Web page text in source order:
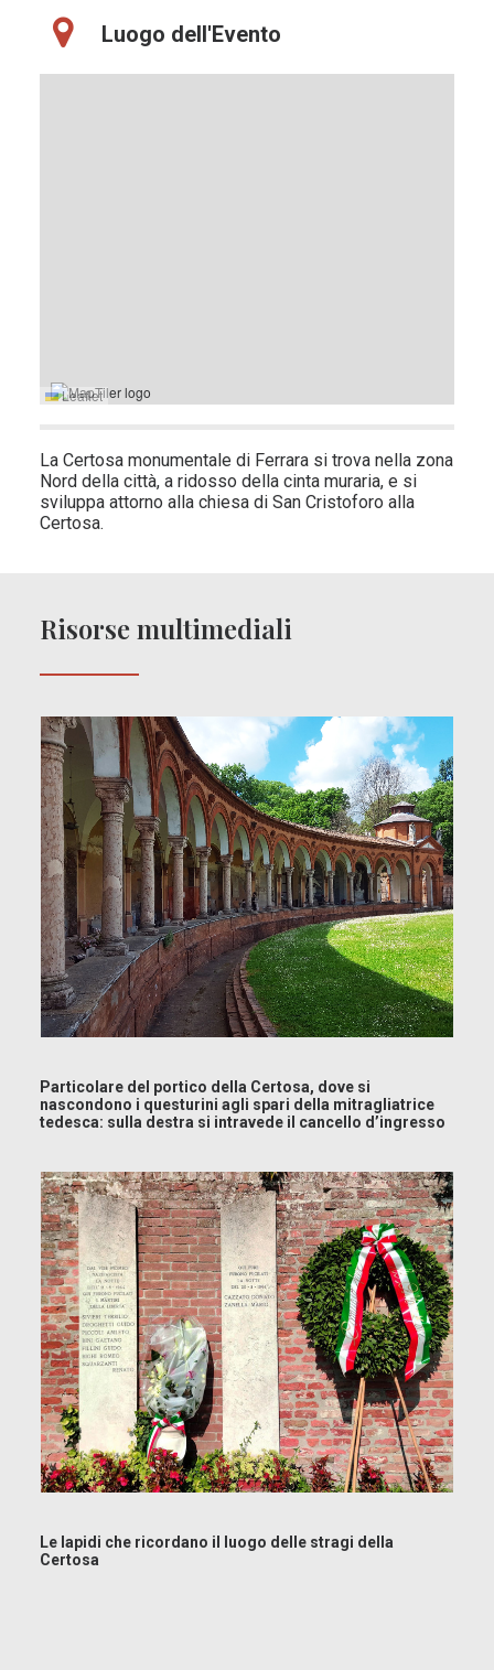
Luogo dell'Evento
Leaflet
La Certosa monumentale di Ferrara si trova nella zona
Nord della città, a ridosso della cinta muraria, e si
sviluppa attorno alla chiesa di San Cristoforo alla
Certosa.
Risorse multimediali
Particolare del portico della Certosa, dove si
nascondono i questurini agli spari della mitragliatrice
tedesca: sulla destra si intravede il cancello d’ingresso
Le lapidi che ricordano il luogo delle stragi della
Certosa